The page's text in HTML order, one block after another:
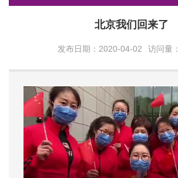
北京我们回来了
发布日期：2020-04-02 访问量：